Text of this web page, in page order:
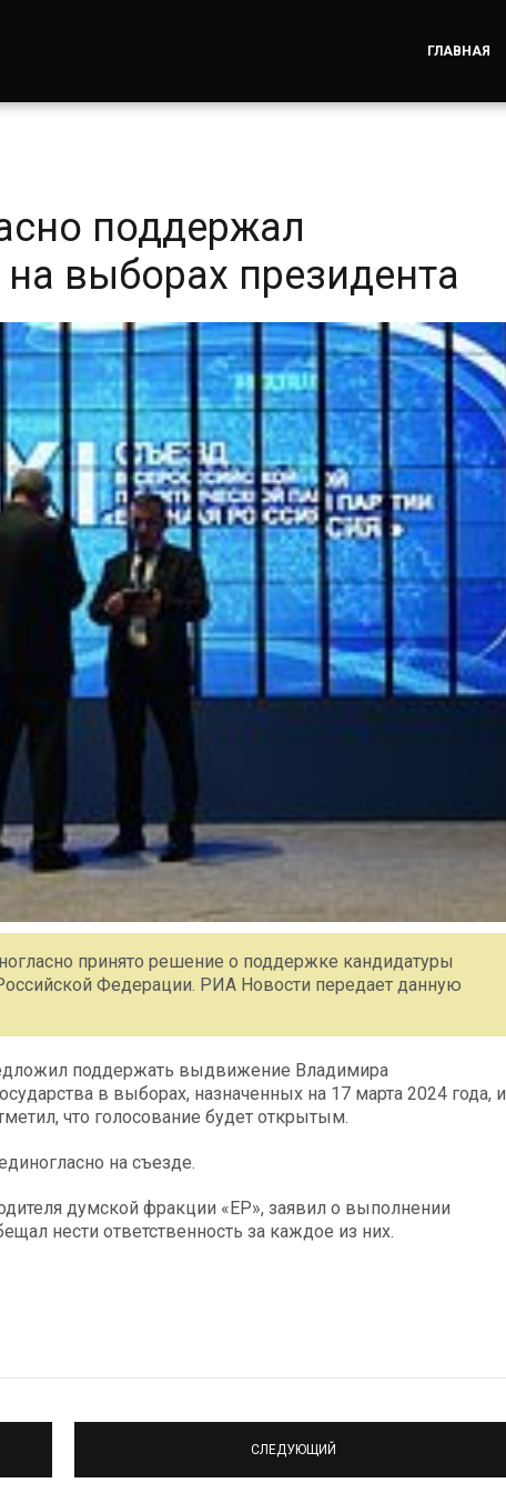
ГЛАВНАЯ
поддержал
выборах президента
принято решение о поддержке кандидатуры
Федерации. РИА Новости передает данную
поддержать выдвижение Владимира
в выборах, назначенных на 17 марта 2024 года, и
что голосование будет открытым.
на съезде.
думской фракции «ЕР», заявил о выполнении
нести ответственность за каждое из них.
СЛЕДУЮЩИЙ